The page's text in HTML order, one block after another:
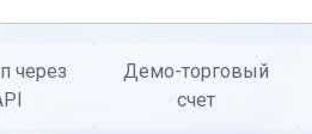
через
Демо-торговый
счет